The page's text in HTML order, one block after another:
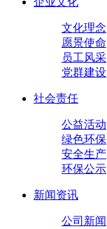
文化理念
愿景使命
员工风采
党群建设
社会责任
公益活动
绿色环保
安全生产
环保公示
新闻资讯
公司新闻